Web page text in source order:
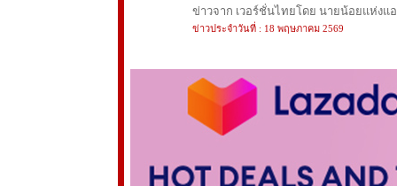
ข่าวจาก เวอร์ชั่นไทยโดย นายน้อยแห่งแ
ข่าวประจำวันที่ : 18 พฤษภาคม 2569